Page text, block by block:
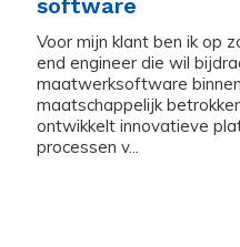
Voor mijn klant ben ik op
end engineer die wil
maatwerksoftware
maatschappelijk
ontwikkelt innovatieve
processen v...